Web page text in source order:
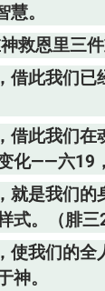
。
救恩里三件
借此我们
此我们在
化——六19
就是我们
式。（腓三
使我们的
神。